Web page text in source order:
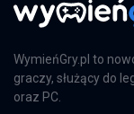
WymieńGry.pl to
graczy, służący do
oraz PC.